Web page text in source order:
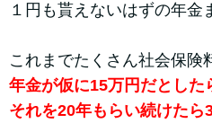
１円も貰えないはずの年金
これまでたくさん社会保険
年金が仮に15万円だとした
それを20年もらい続けたら